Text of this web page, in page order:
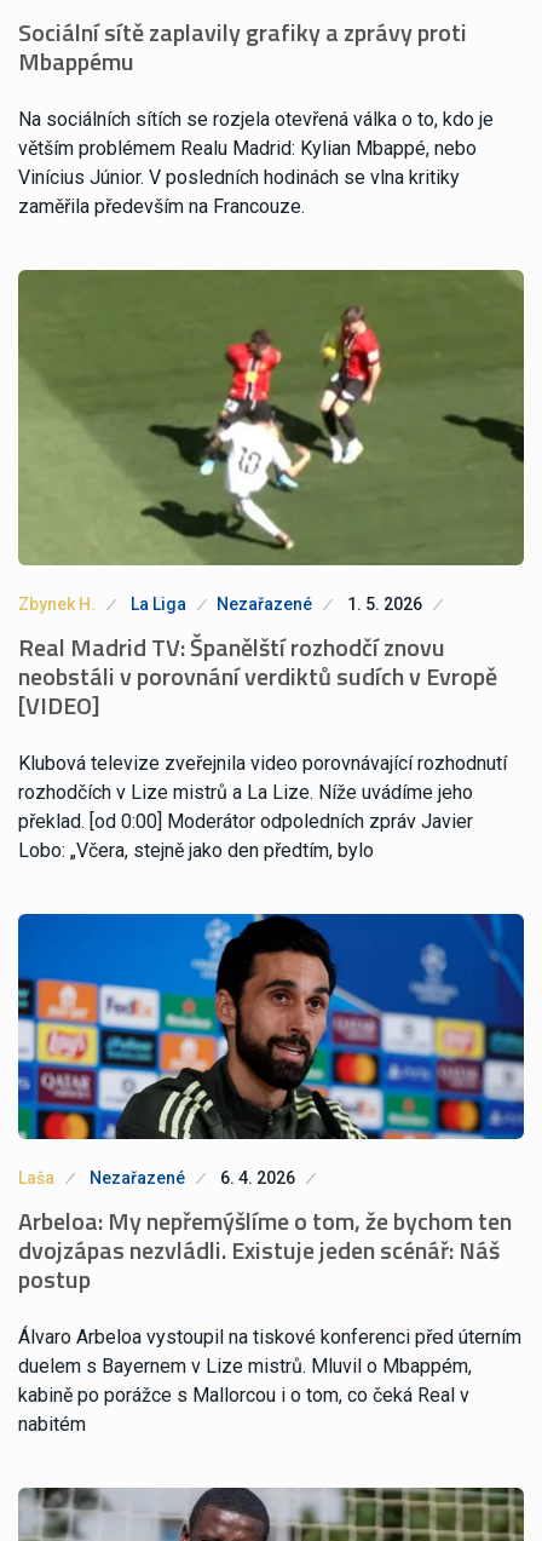
Sociální sítě zaplavily grafiky a zprávy proti
Mbappému
Na sociálních sítích se rozjela otevřená válka o to, kdo je
větším problémem Realu Madrid: Kylian Mbappé, nebo
Vinícius Júnior. V posledních hodinách se vlna kritiky
zaměřila především na Francouze.
Zbynek H. La Liga Nezařazené 1. 5. 2026
Real Madrid TV: Španělští rozhodčí znovu
neobstáli v porovnání verdiktů sudích v Evropě
[VIDEO]
Klubová televize zveřejnila video porovnávající rozhodnutí
rozhodčích v Lize mistrů a La Lize. Níže uvádíme jeho
překlad. [od 0:00] Moderátor odpoledních zpráv Javier
Lobo: „Včera, stejně jako den předtím, bylo
Laša Nezařazené 6. 4. 2026
Arbeloa: My nepřemýšlíme o tom, že bychom ten
dvojzápas nezvládli. Existuje jeden scénář: Náš
postup
Álvaro Arbeloa vystoupil na tiskové konferenci před úterním
duelem s Bayernem v Lize mistrů. Mluvil o Mbappém,
kabině po porážce s Mallorcou i o tom, co čeká Real v
nabitém